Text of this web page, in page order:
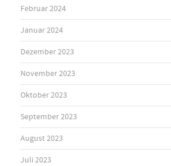
Februar 2024
Januar 2024
Dezember 2023
November 2023
Oktober 2023
September 2023
August 2023
Juli 2023